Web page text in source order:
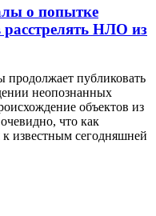
о попытке
расстрелять НЛО из
публиковать
неопознанных
объектов из
что как
известным сегодняшней